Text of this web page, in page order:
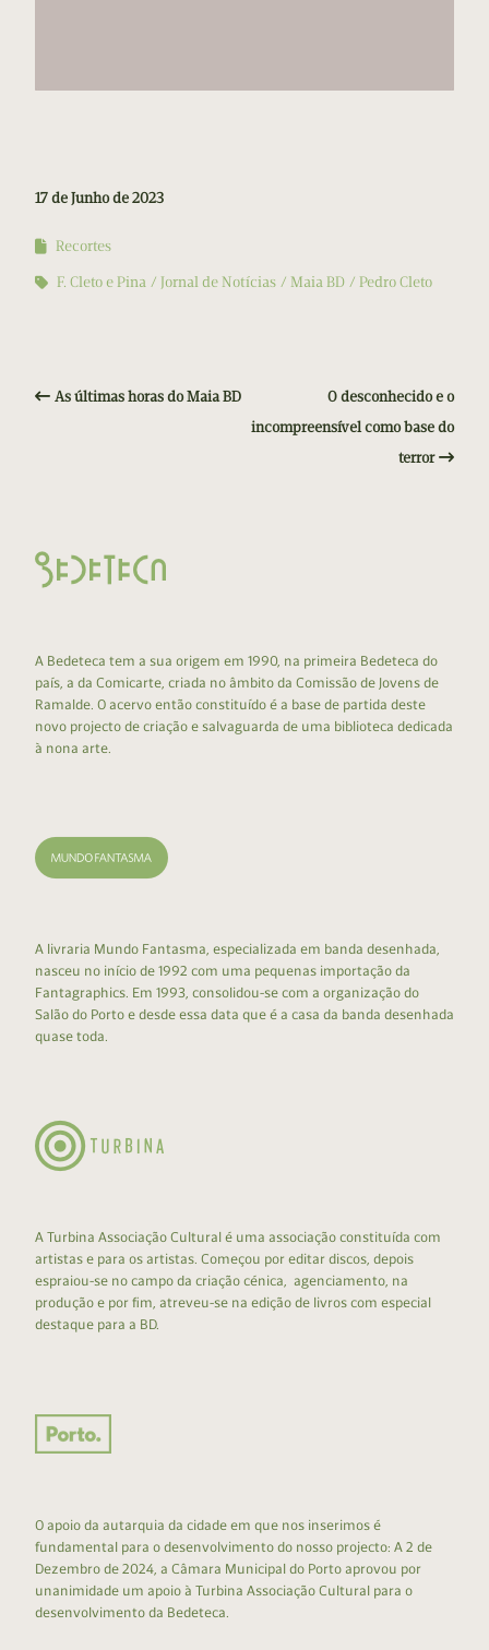
17 de Junho de 2023
Recortes
F. Cleto e Pina
Jornal de Notícias Maia BD Pedro Cleto
As últimas horas do Maia BD
O desconhecido e o
incompreensível como base do
terror
A Bedeteca tem a sua origem em 1990, na primeira Bedeteca do
país, a da Comicarte, criada no âmbito da Comissão de Jovens de
Ramalde. O acervo então constituído é a base de partida deste
novo projecto de criação e salvaguarda de uma biblioteca dedicada
à nona arte.
A livraria Mundo Fantasma, especializada em banda desenhada,
nasceu no início de 1992 com uma pequenas importação da
Fantagraphics. Em 1993, consolidou-se com a organização do
Salão do Porto e desde essa data que é a casa da banda desenhada
quase toda.
A Turbina Associação Cultural é uma associação constituída com
artistas e para os artistas. Começou por editar discos, depois
espraiou-se no campo da criação cénica, agenciamento, na
produção e por fim, atreveu-se na edição de livros com especial
destaque para a BD.
O apoio da autarquia da cidade em que nos inserimos é
fundamental para o desenvolvimento do nosso projecto: A 2 de
Dezembro de 2024, a Câmara Municipal do Porto aprovou por
unanimidade um apoio à Turbina Associação Cultural para o
desenvolvimento da Bedeteca.